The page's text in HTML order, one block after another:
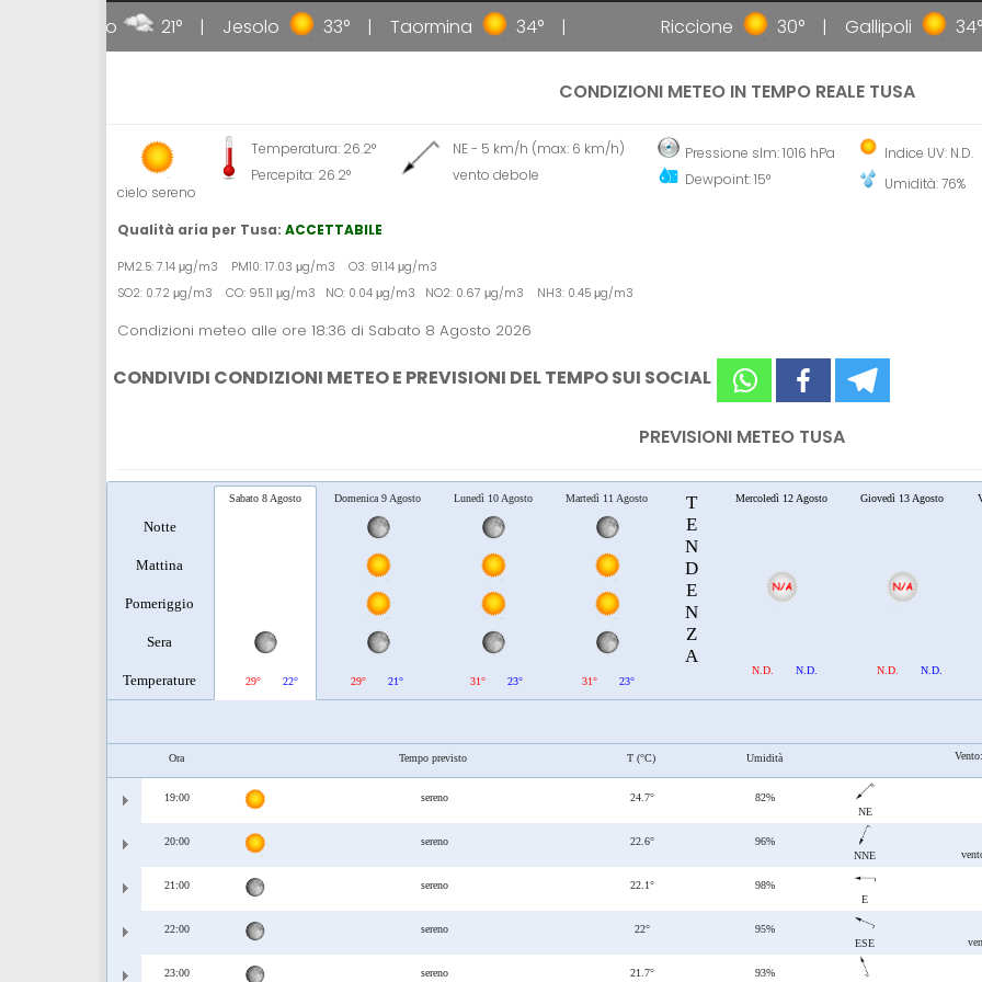
21° Jesolo 33° Taormina 34° Riccione 30° Gallipoli 34°
CONDIZIONI METEO IN TEMPO REALE TUSA
cielo sereno
Temperatura: 26.2°
Percepita: 26.2°
NE - 5 km/h (max: 6 km/h)
vento debole
Pressione slm: 1016 hPa
Dewpoint: 15°
Indice UV: N.D.
Umidità: 76%
Qualità aria per Tusa: ACCETTABILE
PM2.5: 7.14 μg/m3 PM10: 17.03 μg/m3 O3: 91.14 μg/m3
SO2: 0.72 μg/m3 CO: 95.11 μg/m3 NO: 0.04 μg/m3 NO2: 0.67 μg/m3 NH3: 0.45 μg/m3
Condizioni meteo alle ore 18:36 di Sabato 8 Agosto 2026
CONDIVIDI CONDIZIONI METEO E PREVISIONI DEL TEMPO SUI SOCIAL
PREVISIONI METEO TUSA
Notte
Mattina
Pomeriggio
Sera
Temperature
Sabato 8 Agosto
29° 22°
Domenica 9 Agosto
29° 21°
Lunedì 10 Agosto
31° 23°
Martedì 11 Agosto
31° 23°
T
E
N
D
E
N
Z
A
Mercoledì 12 Agosto
N.D. N.D.
Giovedì 13 Agosto
N.D. N.D.
Ora Tempo previsto T (°C) Umidità Vento:
19:00 sereno 24.7°
82%
NE
20:00 sereno 22.6°
96%
NNE
21:00 sereno 22.1°
98%
E
22:00 sereno 22°
95%
ESE
23:00 sereno 21.7°
93%